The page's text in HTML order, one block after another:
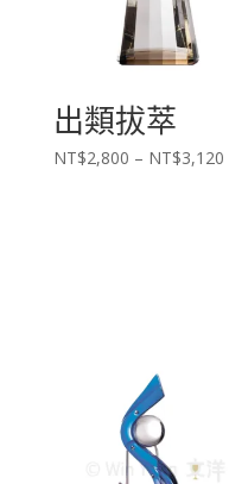
出類拔萃
NT$2,800 – NT$3,120價